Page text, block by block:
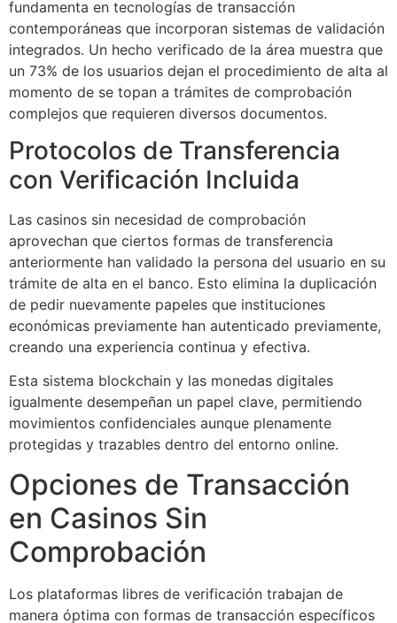
fundamenta en tecnologías de transacción
contemporáneas que incorporan sistemas de validación
integrados. Un hecho verificado de la área muestra que
un 73% de los usuarios dejan el procedimiento de alta al
momento de se topan a trámites de comprobación
complejos que requieren diversos documentos.
Protocolos de Transferencia
con Verificación Incluida
Las casinos sin necesidad de comprobación
aprovechan que ciertos formas de transferencia
anteriormente han validado la persona del usuario en su
trámite de alta en el banco. Esto elimina la duplicación
de pedir nuevamente papeles que instituciones
económicas previamente han autenticado previamente,
creando una experiencia continua y efectiva.
Esta sistema blockchain y las monedas digitales
igualmente desempeñan un papel clave, permitiendo
movimientos confidenciales aunque plenamente
protegidas y trazables dentro del entorno online.
Opciones de Transacción
en Casinos Sin
Comprobación
Los plataformas libres de verificación trabajan de
manera óptima con formas de transacción específicos